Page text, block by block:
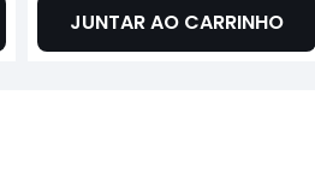
JUNTAR AO CARRINHO